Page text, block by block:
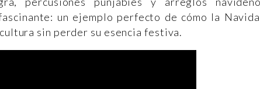
un ejemplo perfecto de cómo la
sin perder su esencia festiva.